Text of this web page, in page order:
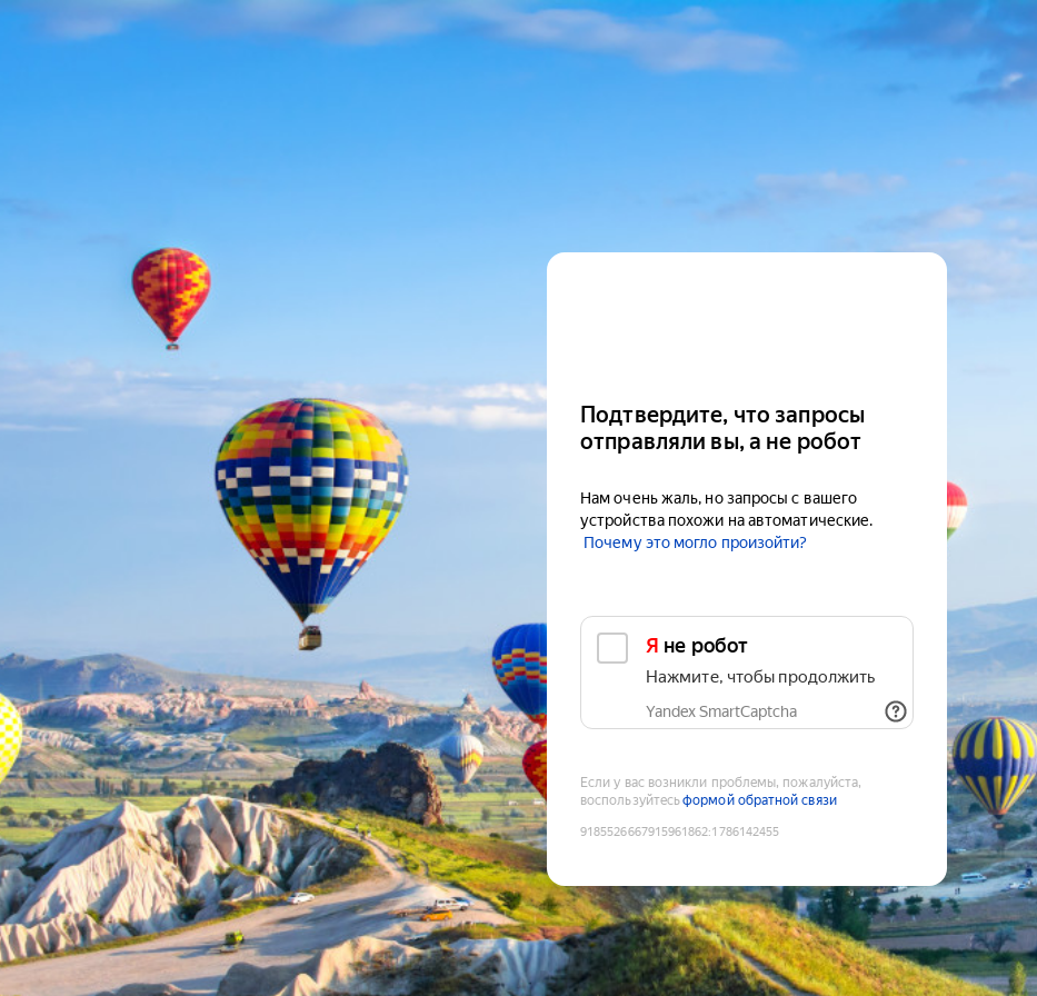
Подтвердите, что запросы
отправляли вы, а не робот
Нам очень жаль, но запросы с вашего
устройства похожи на автоматические.
Почему это могло произойти?
Я не робот
Нажмите, чтобы продолжить
Yandex SmartCaptcha
Если у вас возникли проблемы, пожалуйста,
воспользуйтесьформой обратной связи
9185526667915961862:1786142455